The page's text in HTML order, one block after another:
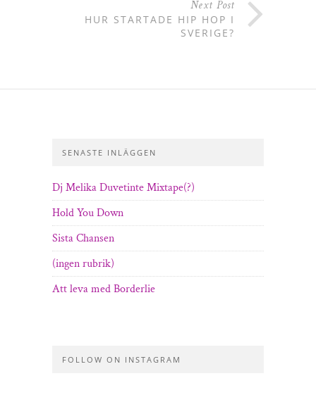
Next Post
HUR STARTADE HIP HOP I
SVERIGE?
SENASTE INLÄGGEN
Dj Melika Duvetinte Mixtape(?)
Hold You Down
Sista Chansen
(ingen rubrik)
Att leva med Borderlie
FOLLOW ON INSTAGRAM